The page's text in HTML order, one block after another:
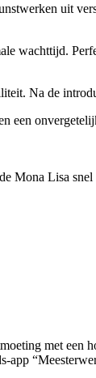
uit
wachttijd.
Na de
een
Lisa
met